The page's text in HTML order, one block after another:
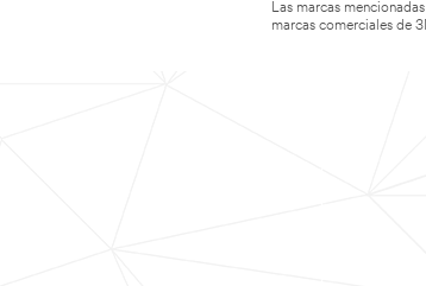
Las marcas
marcas comerciales de